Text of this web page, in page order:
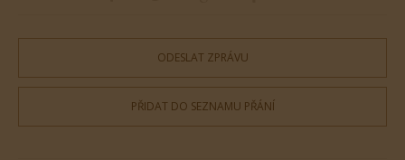
ODESLAT ZPRÁVU
PŘIDAT DO SEZNAMU PŘÁNÍ